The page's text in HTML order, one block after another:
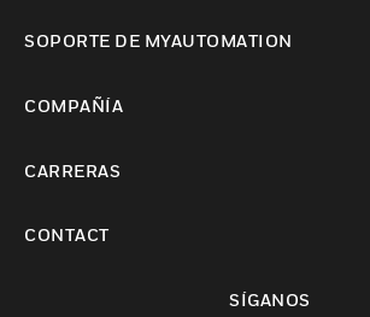
SOPORTE DE MYAUTOMATION
COMPAÑÍA
CARRERAS
CONTACT
SÍGANOS